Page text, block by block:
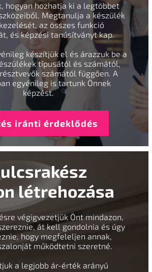
hogyan hozhatja ki a legtöbbet
Megtanulja a készülék
az összes funkció
és képzési tanúsítványt kap.
készítjük el és árazzuk be a
típusától és számától,
számától függően. A
egyénileg is tartunk Önnek
képzést.
iránti érdeklődés
létrehozása
végigvezetjük Önt mindazon,
át kell gondolnia és úgy
hogy megfeleljen annak,
működtetni szeretné.
a legjobb ár-érték arányú